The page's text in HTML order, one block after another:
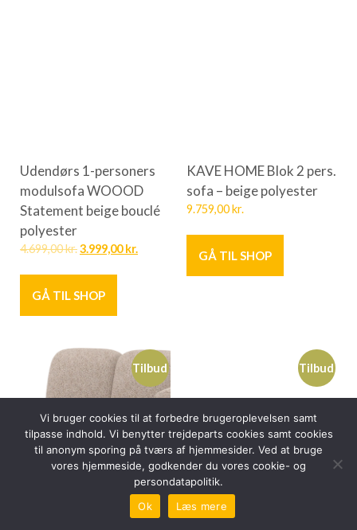
Udendørs 1-personers
modulsofa WOOOD
Statement beige bouclé
polyester
4.699,00kr.3.999,00kr.
GÅ TIL SHOP
KAVE HOME Blok 2 pers.
sofa – beige polyester
9.759,00kr.
GÅ TIL SHOP
Tilbud Tilbud
Vi bruger cookies til at forbedre brugeroplevelsen samt
tilpasse indhold. Vi benytter trejdeparts cookies samt cookies
til anonym sporing på tværs af hjemmesider. Ved at bruge
vores hjemmeside, godkender du vores cookie- og
persondatapolitik.
Ok
Læs mere